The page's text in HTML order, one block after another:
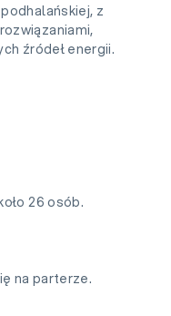
z
źródeł energii.
26 osób.
na parterze.